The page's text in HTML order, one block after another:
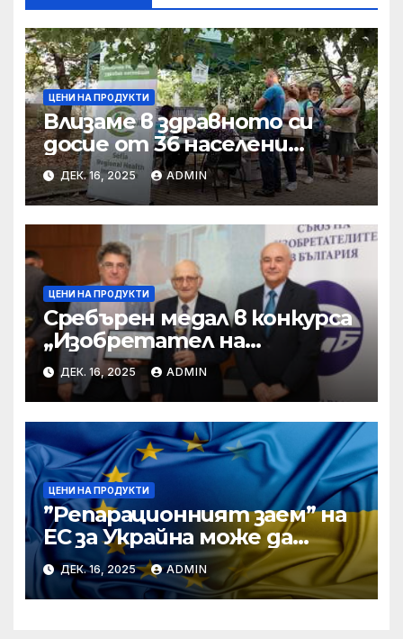
ЦЕНИ НА ПРОДУКТИ
Влизаме в здравното си
досие от 36 населени
места • МЗ
ДЕК. 16, 2025 ADMIN
ЦЕНИ НА ПРОДУКТИ
Сребърен медал в конкурса
„Изобретател на
годината“ за учени от БАН
ДЕК. 16, 2025 ADMIN
ЦЕНИ НА ПРОДУКТИ
”Репарационният заем” на
ЕС за Украйна може да
достигне 130 милиарда
евро
ДЕК. 16, 2025 ADMIN